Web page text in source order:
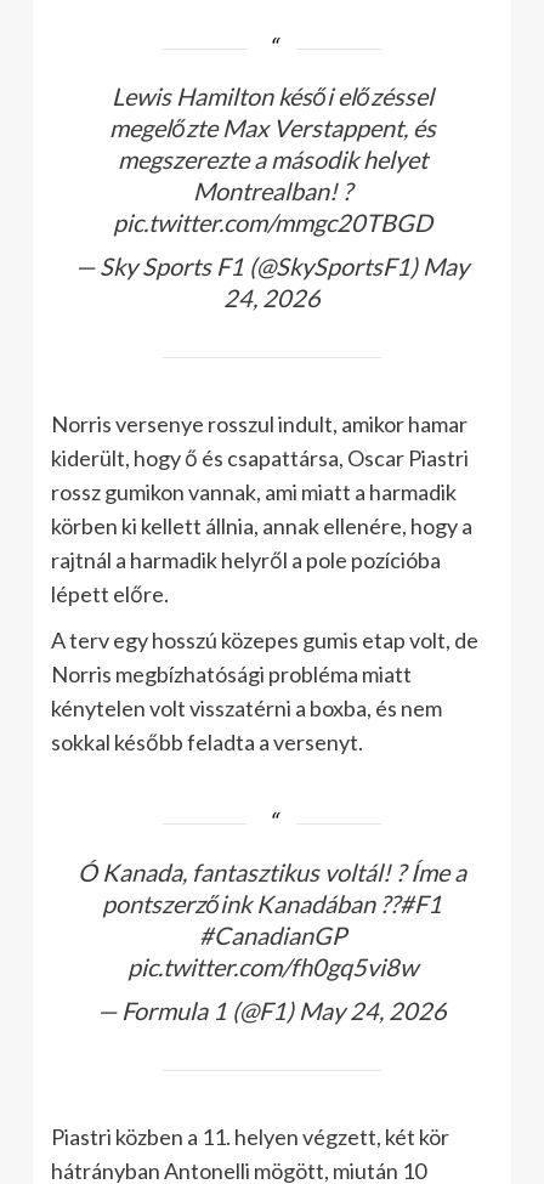
Lewis Hamilton késői előzéssel
megelőzte Max Verstappent, és
megszerezte a második helyet
Montrealban! ?
pic.twitter.com/mmgc20TBGD
— Sky Sports F1 (@SkySportsF1) May
24, 2026
Norris versenye rosszul indult, amikor hamar
kiderült, hogy ő és csapattársa, Oscar Piastri
rossz gumikon vannak, ami miatt a harmadik
körben ki kellett állnia, annak ellenére, hogy a
rajtnál a harmadik helyről a pole pozícióba
lépett előre.
A terv egy hosszú közepes gumis etap volt, de
Norris megbízhatósági probléma miatt
kénytelen volt visszatérni a boxba, és nem
sokkal később feladta a versenyt.
Ó Kanada, fantasztikus voltál! ? Íme a
pontszerzőink Kanadában ??#F1
#CanadianGP
pic.twitter.com/fh0gq5vi8w
— Formula 1 (@F1) May 24, 2026
Piastri közben a 11. helyen végzett, két kör
hátrányban Antonelli mögött, miután 10